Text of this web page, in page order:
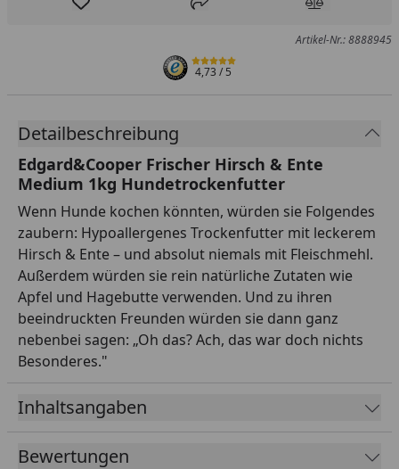
Produkt zur Wunschliste hinzufügen
Teilen Produkt
Artikel-Nr.: 8888945
4,73/ 5
Detailbeschreibung
Edgard&Cooper Frischer Hirsch & Ente
Medium 1kg Hundetrockenfutter
Wenn Hunde kochen könnten, würden sie Folgendes
zaubern: Hypoallergenes Trockenfutter mit leckerem
Hirsch & Ente – und absolut niemals mit Fleischmehl.
Außerdem würden sie rein natürliche Zutaten wie
Apfel und Hagebutte verwenden. Und zu ihren
beeindruckten Freunden würden sie dann ganz
nebenbei sagen: „Oh das? Ach, das war doch nichts
Besonderes."
Inhaltsangaben
Bewertungen